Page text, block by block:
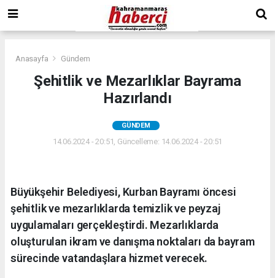
Anasayfa Gündem
Şehitlik ve Mezarlıklar Bayrama
Hazırlandı
GÜNDEM
14.06.2024 - 20:51, Güncelleme: 14.06.2024 - 20:51
Büyükşehir Belediyesi, Kurban Bayramı öncesi
şehitlik ve mezarlıklarda temizlik ve peyzaj
uygulamaları gerçekleştirdi. Mezarlıklarda
oluşturulan ikram ve danışma noktaları da bayram
sürecinde vatandaşlara hizmet verecek.